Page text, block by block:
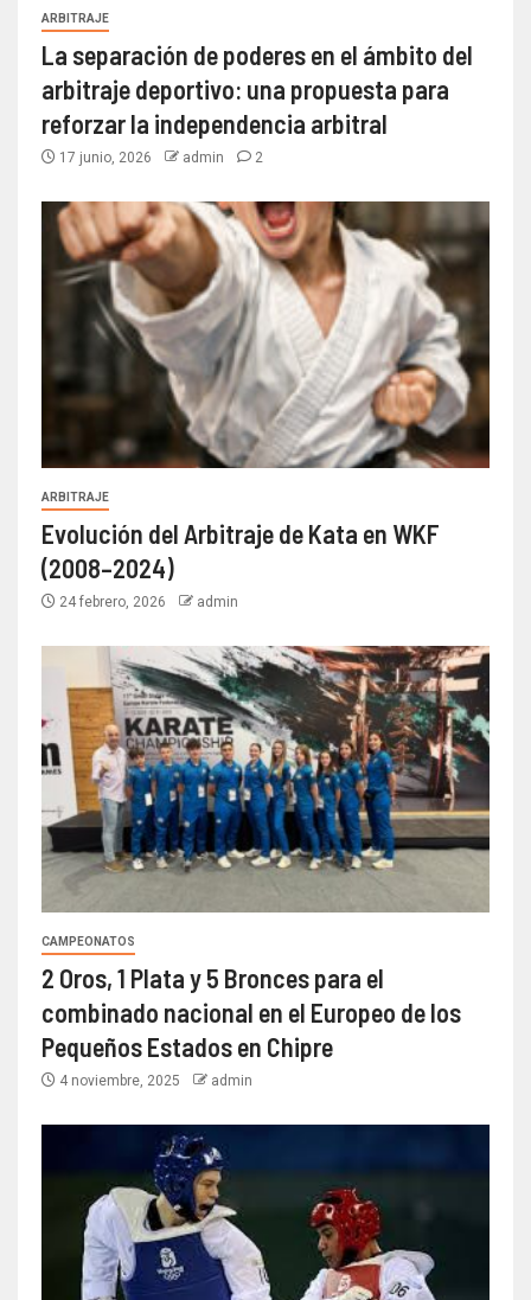
ARBITRAJE
La separación de poderes en el ámbito del
arbitraje deportivo: una propuesta para
reforzar la independencia arbitral
17 junio, 2026 admin 2
ARBITRAJE
Evolución del Arbitraje de Kata en WKF
(2008–2024)
24 febrero, 2026 admin
CAMPEONATOS
2 Oros, 1 Plata y 5 Bronces para el
combinado nacional en el Europeo de los
Pequeños Estados en Chipre
4 noviembre, 2025 admin